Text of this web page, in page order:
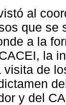
al
que se
a la
la
de
y del